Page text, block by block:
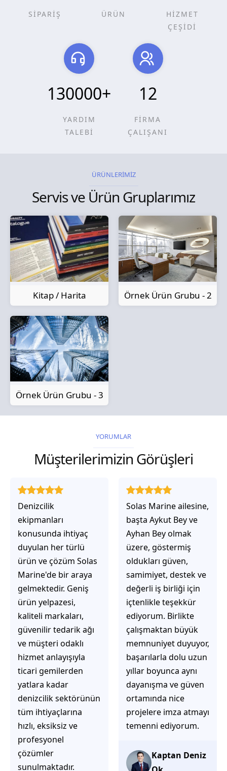
SİPARİŞ ÜRÜN
HİZMET
ÇEŞİDİ
130000+
YARDIM
TALEBİ
12
FİRMA
ÇALIŞANI
ÜRÜNLERİMİZ
Servis ve Ürün Gruplarımız
Kitap / Harita Örnek Ürün Grubu - 2
Örnek Ürün Grubu - 3
YORUMLAR
Müşterilerimizin Görüşleri
Solas Marine ailesine,
başta Aykut Bey ve
Ayhan Bey olmak
üzere, göstermiş
oldukları güven,
samimiyet, destek ve
değerli iş birliği için
içtenlikle teşekkür
ediyorum. Birlikte
çalışmaktan büyük
memnuniyet duyuyor,
başarılarla dolu uzun
yıllar boyunca aynı
dayanışma ve güven
ortamında nice
projelere imza atmayı
temenni ediyorum.
Kaptan Deniz
Solas Marine ile
çalıştığınızda,
işlerinin gerçekten
çözüm üretmeye
odaklı olduğunu
hemen fark
ediyorsunuz.
İhtiyaçlarınıza hızlı ve
doğru çözümler
sunmaya çalışıyorlar.
Müşteri
memnuniyetini ön
planda tutan
yaklaşımları, ilgili
iletişimleri ve
güvenilir hizmet
anlayışları sayesinde
başarılı bir ekip
olduklarını